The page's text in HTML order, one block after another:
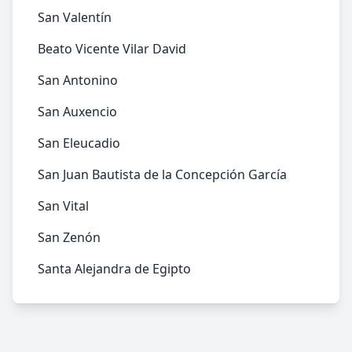
San Valentín
Beato Vicente Vilar David
San Antonino
San Auxencio
San Eleucadio
San Juan Bautista de la Concepción García
San Vital
San Zenón
Santa Alejandra de Egipto